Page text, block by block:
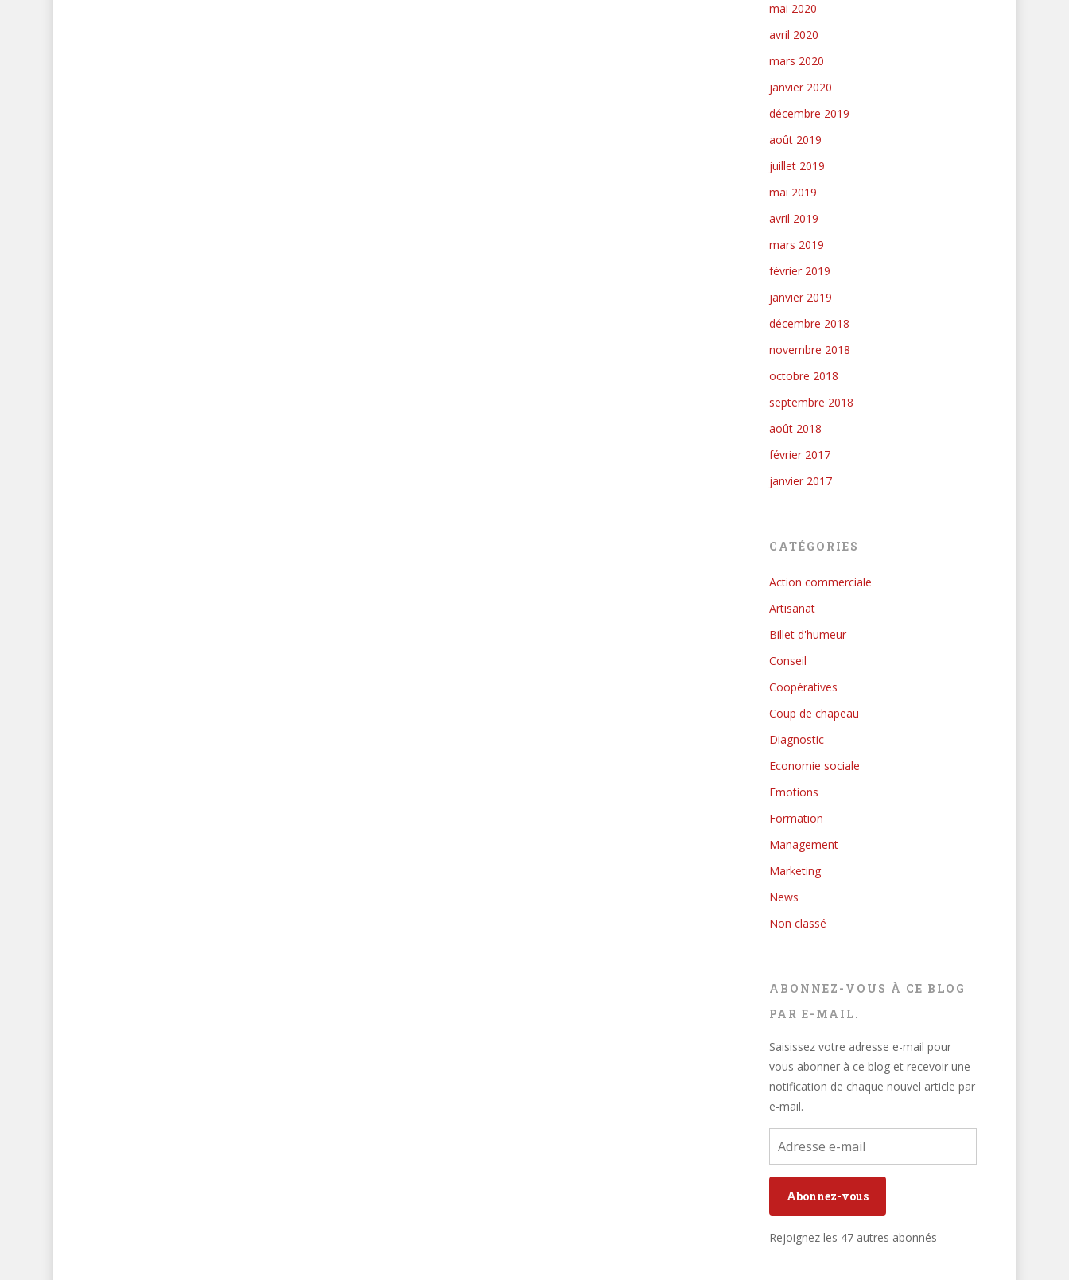
mai 2020
avril 2020
mars 2020
janvier 2020
décembre 2019
août 2019
juillet 2019
mai 2019
avril 2019
mars 2019
février 2019
janvier 2019
décembre 2018
novembre 2018
octobre 2018
septembre 2018
août 2018
février 2017
janvier 2017
CATÉGORIES
Action commerciale
Artisanat
Billet d'humeur
Conseil
Coopératives
Coup de chapeau
Diagnostic
Economie sociale
Emotions
Formation
Management
Marketing
News
Non classé
ABONNEZ-VOUS À CE BLOG
PAR E-MAIL.
Saisissez votre adresse e-mail pour
vous abonner à ce blog et recevoir une
notification de chaque nouvel article par
e-mail.
mail
Abonnez-vous
Rejoignez les 47 autres abonnés